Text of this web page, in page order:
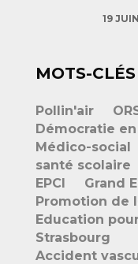
19
MOTS-CLÉS
Pollin'air
Démocratie
Médico-social
santé scolaire
EPCI
Grand
Promotion de
Education
Strasbourg
Accident